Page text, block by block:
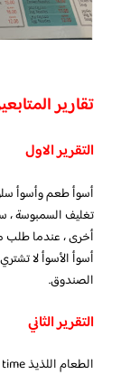
تقارير
التقرير الاول
أسوأ طعم وأسوأ
تغليف السمبوسة
أخرى ، عندما طلب
أسوأ الأسوأ لا
الصندوق.
التقرير الثاني
الطعام اللذيذ time في المرة الأولى لقد ذاقت هذه الوجبة اللذيذة في حياتي